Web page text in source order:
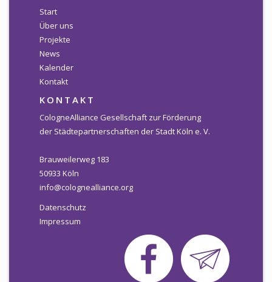
Start
Über uns
Projekte
News
Kalender
Kontakt
KONTAKT
CologneAlliance Gesellschaft zur Förderung
der Städtepartnerschaften der Stadt Köln e. V.
Brauweilerweg 183
50933 Köln
info@colognealliance.org
Datenschutz
Impressum